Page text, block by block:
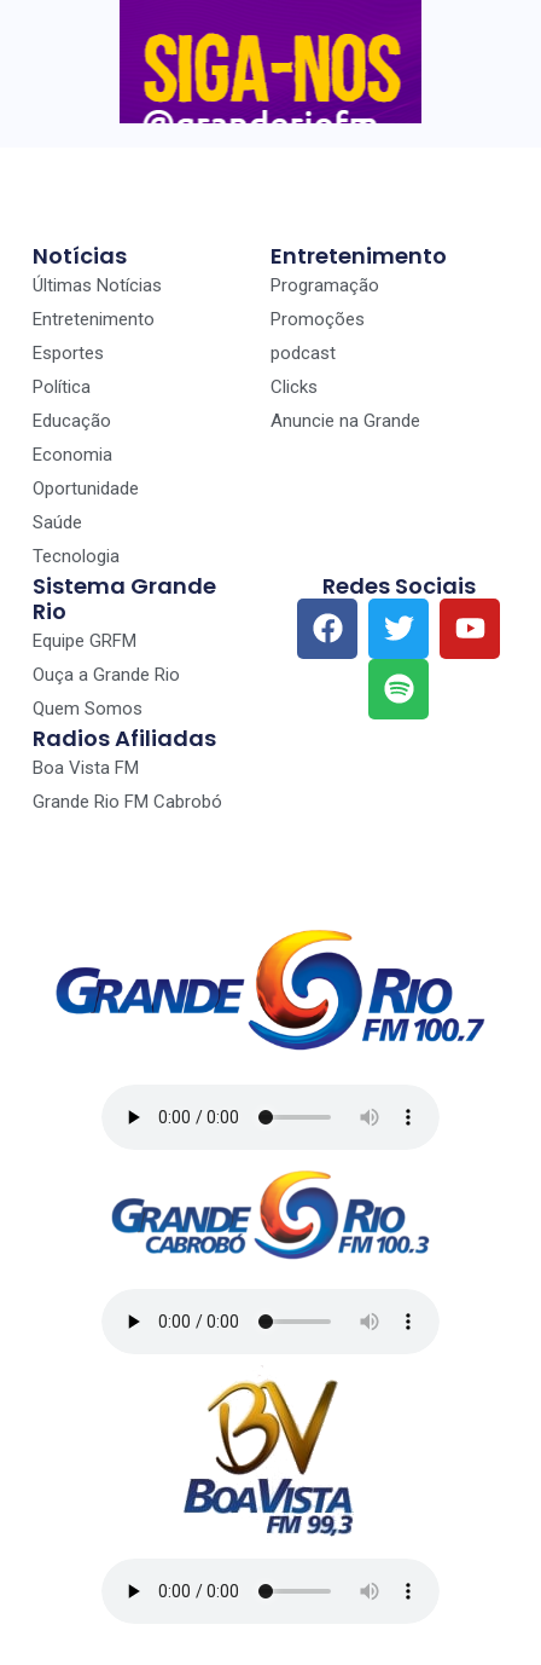
Notícias
Últimas Notícias
Entretenimento
Esportes
Política
Educação
Economia
Oportunidade
Saúde
Tecnologia
Entretenimento
Programação
Promoções
podcast
Clicks
Anuncie na Grande
Sistema Grande
Rio
Equipe GRFM
Ouça a Grande Rio
Quem Somos
Radios Afiliadas
Boa Vista FM
Grande Rio FM Cabrobó
Redes Sociais